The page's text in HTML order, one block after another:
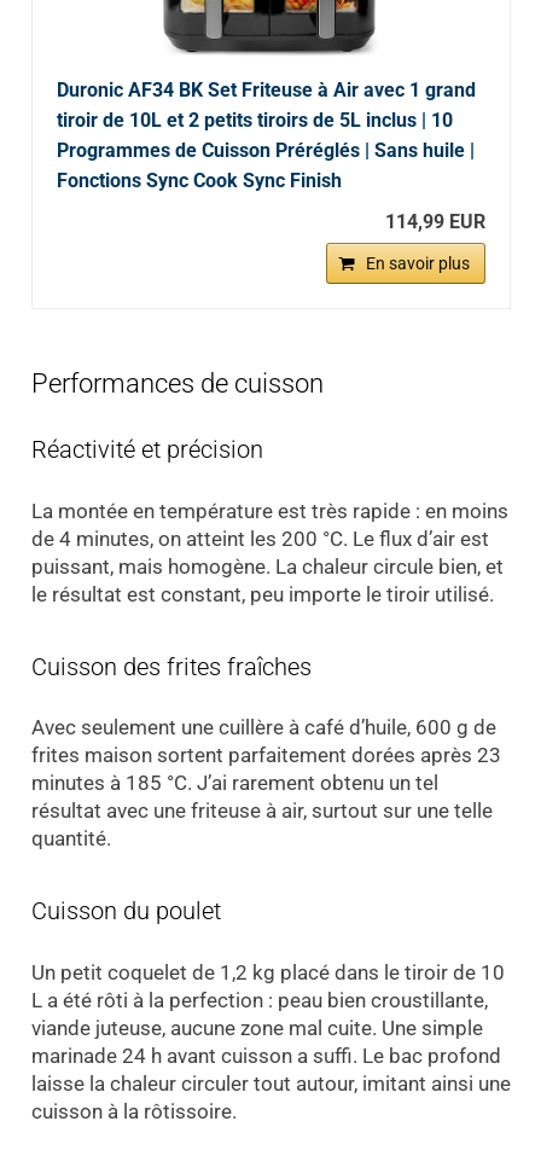
Duronic AF34 BK Set Friteuse à Air avec 1 grand
tiroir de 10L et 2 petits tiroirs de 5L inclus | 10
Programmes de Cuisson Préréglés | Sans huile |
Fonctions Sync Cook Sync Finish
114,99 EUR
En savoir plus
Performances de cuisson
Réactivité et précision
La montée en température est très rapide : en moins
de 4 minutes, on atteint les 200 °C. Le flux d’air est
puissant, mais homogène. La chaleur circule bien, et
le résultat est constant, peu importe le tiroir utilisé.
Cuisson des frites fraîches
Avec seulement une cuillère à café d’huile, 600 g de
frites maison sortent parfaitement dorées après 23
minutes à 185 °C. J’ai rarement obtenu un tel
résultat avec une friteuse à air, surtout sur une telle
quantité.
Cuisson du poulet
Un petit coquelet de 1,2 kg placé dans le tiroir de 10
L a été rôti à la perfection : peau bien croustillante,
viande juteuse, aucune zone mal cuite. Une simple
marinade 24 h avant cuisson a suffi. Le bac profond
laisse la chaleur circuler tout autour, imitant ainsi une
cuisson à la rôtissoire.